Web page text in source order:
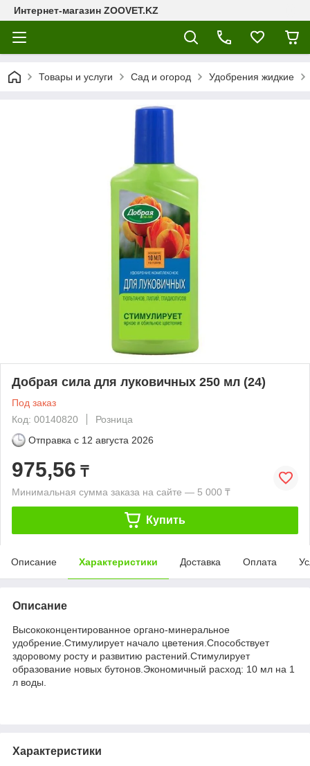
Интернет-магазин ZOOVET.KZ
Товары и услуги Сад и огород Удобрения жидкие
Добрая сила для луковичных 250 мл (24)
Под заказ
Код: 00140820
Розница
Отправка с 12 августа 2026
975,56 ₸
Минимальная сумма заказа на сайте — 5 000 ₸
Купить
Описание Характеристики Доставка Оплата
Описание
Высококонцентированное органо-минеральное
удобрение.Стимулирует начало цветения.Способствует
здоровому росту и развитию растений.Стимулирует
образование новых бутонов.Экономичный расход: 10 мл на 1
л воды.
Характеристики